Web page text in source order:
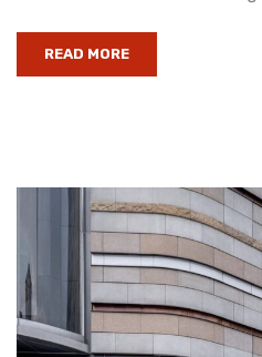
READ MORE